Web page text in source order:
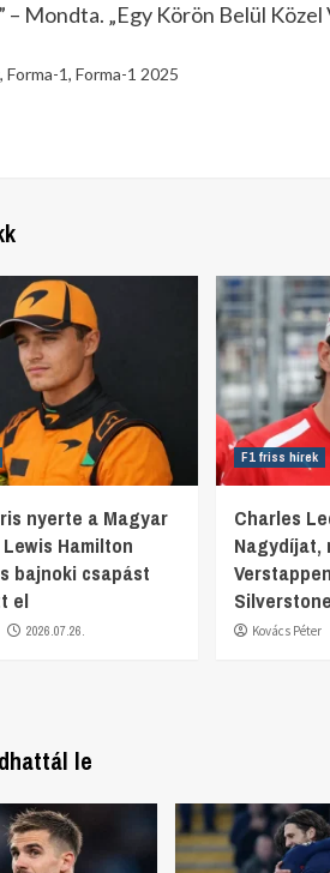
– Mondta. „Egy Körön Belül Közel
, Forma-1, Forma-1 2025
nyerte a Magyar
Hamilton
bajnoki csapást
el
2026.07.26.
F1 friss hírek
Charles
Nagydíjat,
Kovács Péter
le